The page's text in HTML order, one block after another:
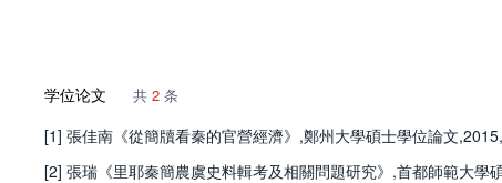
学位论文 共 2 条
[1] 張佳南《從簡牘看秦的官營經濟》,鄭州大學碩士學位論文
[2] 張瑞《里耶秦簡農虞史料輯考及相關問題研究》,首都師範大學